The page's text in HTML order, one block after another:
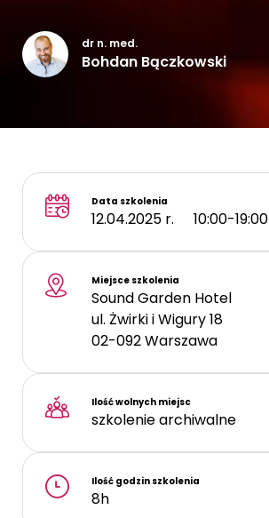
dr n. med.
Bohdan Bączkowski
Data szkolenia
12.04.2025 r. 10:00-19:00
Miejsce szkolenia
Sound Garden Hotel
ul. Żwirki i Wigury 18
02-092Warszawa
Ilość wolnych miejsc
szkolenie archiwalne
Ilość godzin szkolenia
8h